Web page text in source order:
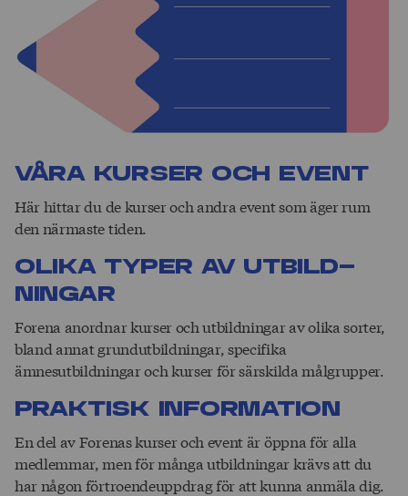
Våra kurser och event
Här hittar du de kurser och andra event som äger rum
den närmaste tiden.
Olika typer av ut­bild­­
ningar
Forena anordnar kurser och utbildningar av olika sorter,
bland annat grundutbildningar, specifika
ämnesutbildningar och kurser för särskilda målgrupper.
Prak­tisk in­form­ation
En del av Forenas kurser och event är öppna för alla
medlemmar, men för många utbildningar krävs att du
har någon förtroendeuppdrag för att kunna anmäla dig.